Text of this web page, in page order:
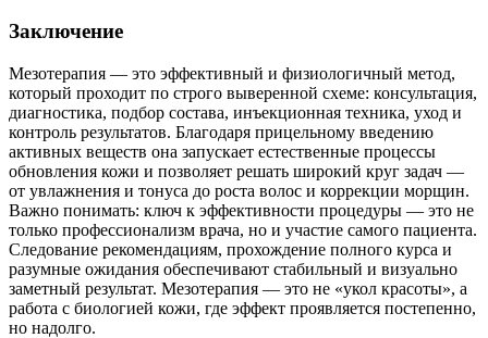
Заключение
Мезотерапия — это эффективный и физиологичный метод,
который проходит по строго выверенной схеме: консультация,
диагностика, подбор состава, инъекционная техника, уход и
контроль результатов. Благодаря прицельному введению
активных веществ она запускает естественные процессы
обновления кожи и позволяет решать широкий круг задач —
от увлажнения и тонуса до роста волос и коррекции морщин.
Важно понимать: ключ к эффективности процедуры — это не
только профессионализм врача, но и участие самого пациента.
Следование рекомендациям, прохождение полного курса и
разумные ожидания обеспечивают стабильный и визуально
заметный результат. Мезотерапия — это не «укол красоты», а
работа с биологией кожи, где эффект проявляется постепенно,
но надолго.